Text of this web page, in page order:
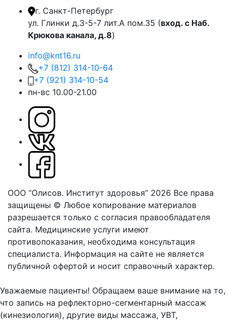
г. Санкт-Петербург
ул. Глинки д.3-5-7 лит.А пом.35 (вход. с Наб.
Крюкова канала, д.8)
info@knt16.ru
+7 (812) 314-10-64
+7 (921) 314-10-54
пн-вс 10.00-21.00
ООО “Олисов. Институт здоровья” 2026 Все права
защищены © Любое копирование материалов
разрешается только с согласия правообладателя
сайта. Медицинские услуги имеют
противопоказания, необходима консультация
специалиста. Информация на сайте не является
публичной офертой и носит справочный характер.
Уважаемые пациенты! Обращаем ваше внимание на то,
что запись на рефлекторно-сегментарный массаж
(кинезиология), другие виды массажа, УВТ,